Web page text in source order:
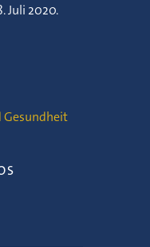
Juli 2020.
Gesundheit